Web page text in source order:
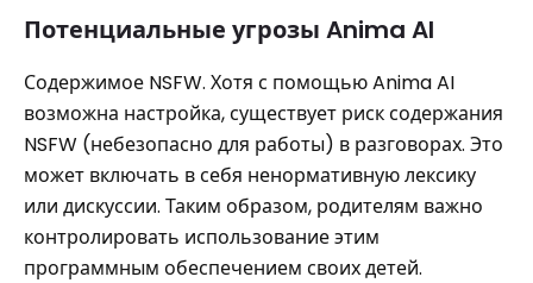
Потенциальные угрозы Anima AI
Содержимое NSFW. Хотя с помощью Anima AI
возможна настройка, существует риск содержания
NSFW (небезопасно для работы) в разговорах. Это
может включать в себя ненормативную лексику
или дискуссии. Таким образом, родителям важно
контролировать использование этим
программным обеспечением своих детей.